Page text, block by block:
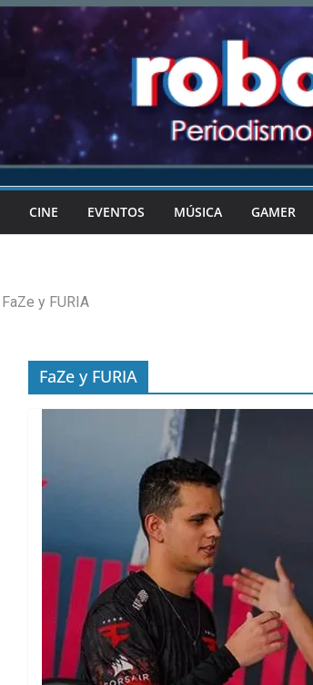
CINE EVENTOS MÚSICA GAMER
FaZe y FURIA
FaZe y FURIA